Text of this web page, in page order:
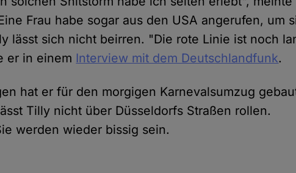
Frau habe sogar aus den USA angerufen, um
lässt sich nicht beirren. "Die rote Linie ist noch
er in einem Interview mit dem Deutschlandfunk.
hat er für den morgigen Karnevalsumzug
Tilly nicht über Düsseldorfs Straßen rollen.
werden wieder bissig sein.